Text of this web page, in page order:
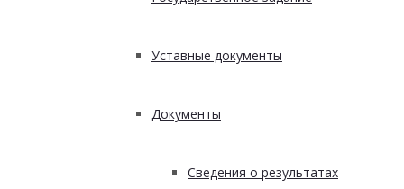
Уставные документы
Документы
Сведения о результатах